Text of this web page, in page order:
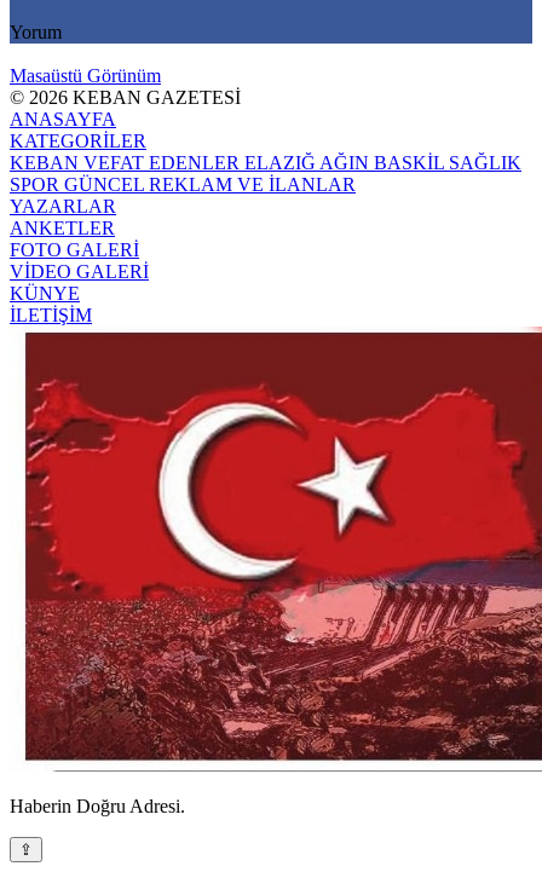
Yorum
Masaüstü Görünüm
© 2026 KEBAN GAZETESİ
ANASAYFA
KATEGORİLER
KEBAN VEFAT EDENLER ELAZIĞ AĞIN BASKİL SAĞLIK
SPOR GÜNCEL REKLAM VE İLANLAR
YAZARLAR
ANKETLER
FOTO GALERİ
VİDEO GALERİ
KÜNYE
İLETİŞİM
Haberin Doğru Adresi.
⇪